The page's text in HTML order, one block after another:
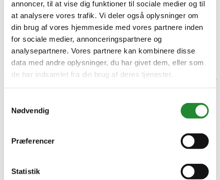
annoncer, til at vise dig funktioner til sociale medier og til
at analysere vores trafik. Vi deler også oplysninger om
din brug af vores hjemmeside med vores partnere inden
for sociale medier, annonceringspartnere og
analysepartnere. Vores partnere kan kombinere disse
data med andre oplysninger, du har givet dem, eller som
de har indsamlet fra din brug af deres tjenester.
Nødvendig
Præferencer
Statistik
×
Morsø Keramisk Dekorationsbrænde 5 Stk.
Morsø Keramisk